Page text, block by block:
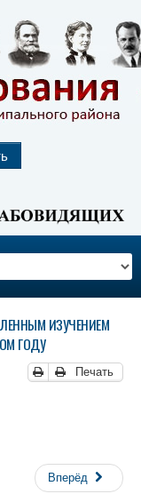
ИЗУЧЕНИЕМ
ГОДУ
Печать
Вперёд